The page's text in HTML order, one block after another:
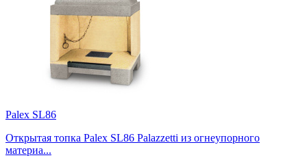
Palex SL86
Открытая топка Palex SL86 Palazzetti из огнеупорного
материа...